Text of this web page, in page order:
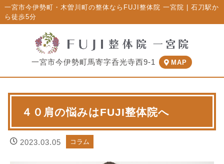
一宮市今伊勢町・木曽川町の整体ならFUJI整体院 一宮院 | 石刀駅か
ら徒歩5分
一宮市今伊勢町馬寄字呑光寺西9-1 MAP
４０肩の悩みはFUJI整体院へ
2023.03.05 コラム